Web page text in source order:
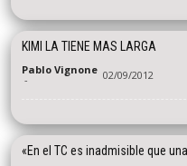
KIMI LA TIENE MAS LARGA
Pablo Vignone
- 02/09/2012
«En el TC es inadmisible que